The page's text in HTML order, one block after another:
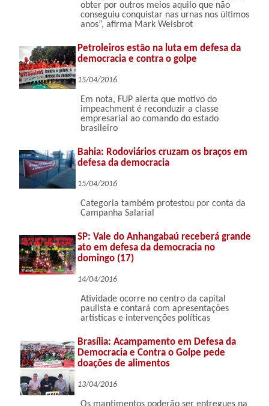
obter por outros meios aquilo que não
conseguiu conquistar nas urnas nos últimos
anos”, afirma Mark Weisbrot
Petroleiros estão na luta em defesa da
democracia e contra o golpe
15/04/2016
Em nota, FUP alerta que motivo do
impeachment é reconduzir a classe
empresarial ao comando do estado
brasileiro
Bahia: Rodoviários cruzam os braços em
defesa da democracia
15/04/2016
Categoria também protestou por conta da
Campanha Salarial
SP: Vale do Anhangabaú receberá grande
ato em defesa da democracia no
domingo (17)
14/04/2016
Atividade ocorre no centro da capital
paulista e contará com apresentações
artísticas e intervenções políticas
Brasília: Acampamento em Defesa da
Democracia e Contra o Golpe pede
doações de alimentos
13/04/2016